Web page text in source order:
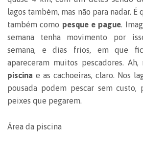
lagos também, mas não para nadar.
também como pesque e pague.
semana tenha movimento por
semana, e dias frios, em que
apareceram muitos pescadores.
piscina e as cachoeiras, claro. Nos
pousada podem pescar sem custo,
peixes que pegarem.
Área da piscina